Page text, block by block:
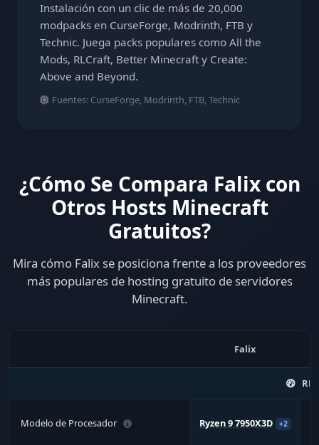
Instalación con un clic de más de 20,000
modpacks en CurseForge, Modrinth, FTB y
Technic. Juega packs populares como All the
Mods, RLCraft, Better Minecraft y Create:
Above and Beyond.
Fuentes: CurseForge, Modrinth, FTB, Technic
¿Cómo Se Compara Falix con
Otros Hosts Minecraft
Gratuitos?
Mira cómo Falix se posiciona frente a los proveedores
más populares de hosting gratuito de servidores
Minecraft.
Falix
Modelo de Procesador Ryzen 9 7950X3D +2